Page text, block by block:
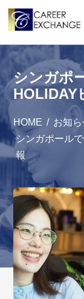
+ 国から選ぶ
+ 目的から選ぶ
求人検索
参加者体験談
よくある質問
+ お申込のご案内
+ 会社情報
カウンセラー募
シンガポ
HOLIDAY
HOME / お知ら
シンガポール
報